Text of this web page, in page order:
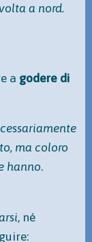
a nord.
a godere di
ma coloro
hanno.
, né